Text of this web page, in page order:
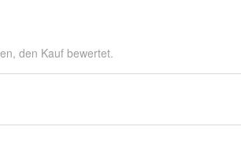
den Kauf bewertet.